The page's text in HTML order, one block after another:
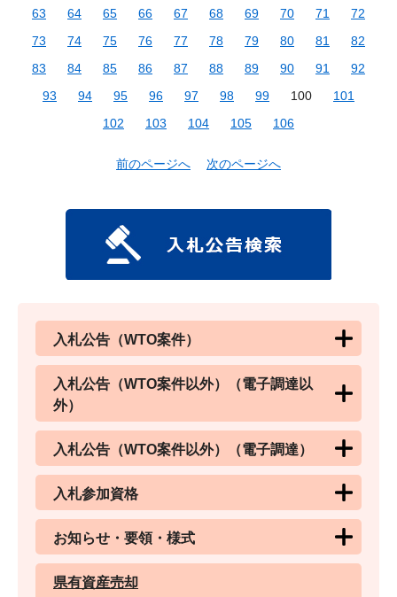
63
64 65 66 67 68 69 70 71
72
73
74 75 76 77 78 79 80 81
82
83
84 85 86 87 88 89 90 91
92
93
94 95 96 97 98 99 100
101
102
103 104 105 106
前のページへ 次のページへ
入札公告（WTO案件）
入札公告（WTO案件以外）（電子調達以
外）
入札公告（WTO案件以外）（電子調達）
入札参加資格
お知らせ・要領・様式
県有資産売却